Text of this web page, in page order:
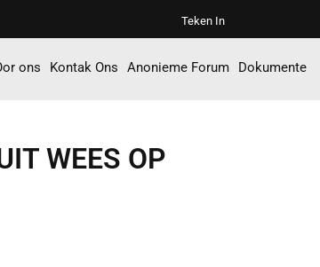
Teken In
ons Kontak Ons Anonieme Forum Dokumente
WEES OP